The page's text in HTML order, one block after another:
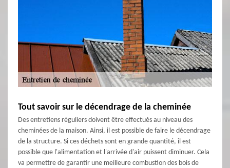
Tout savoir sur le décendrage de la cheminée
Des entretiens réguliers doivent être effectués au niveau des
cheminées de la maison. Ainsi, il est possible de faire le décendrage
de la structure. Si ces déchets sont en grande quantité, il est
possible que l'alimentation et l'arrivée d'air puissent diminuer. Cela
va permettre de garantir une meilleure combustion des bois de